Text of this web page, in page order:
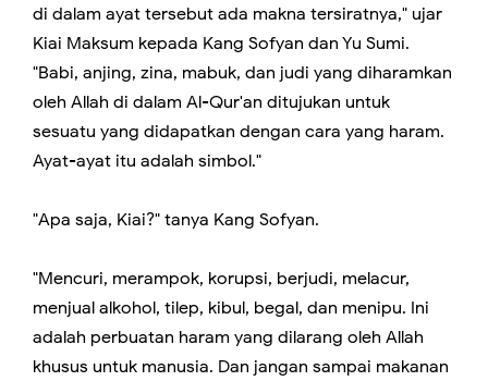
di dalam ayat tersebut ada makna tersiratnya," ujar
Kiai Maksum kepada Kang Sofyan dan Yu Sumi.
"Babi, anjing, zina, mabuk, dan judi yang diharamkan
oleh Allah di dalam Al-Qur'an ditujukan untuk
sesuatu yang didapatkan dengan cara yang haram.
Ayat-ayat itu adalah simbol."
"Apa saja, Kiai?" tanya Kang Sofyan.
"Mencuri, merampok, korupsi, berjudi, melacur,
menjual alkohol, tilep, kibul, begal, dan menipu. Ini
adalah perbuatan haram yang dilarang oleh Allah
khusus untuk manusia. Dan jangan sampai makanan